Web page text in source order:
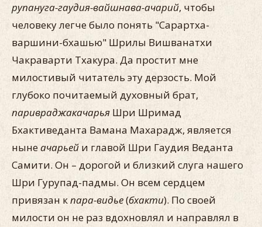
рупануга-гаудия-вайшнава-ачарий, чтобы
человеку легче было понять "Сарартха-
варшини-бхашью" Шрилы Вишванатхи
Чакраварти Тхакура. Да простит мне
милостивый читатель эту дерзость. Мой
глубоко почитаемый духовный брат,
паривраджакачарья Шри Шримад
Бхактиведанта Вамана Махарадж, является
нынеачарьей и главой Шри Гаудия Веданта
Самити. Он – дорогой и близкий слуга нашего
Шри Гурупад-падмы. Он всем сердцем
привязан кпара-видье(бхакти). По своей
милости он не раз вдохновлял и направлял в